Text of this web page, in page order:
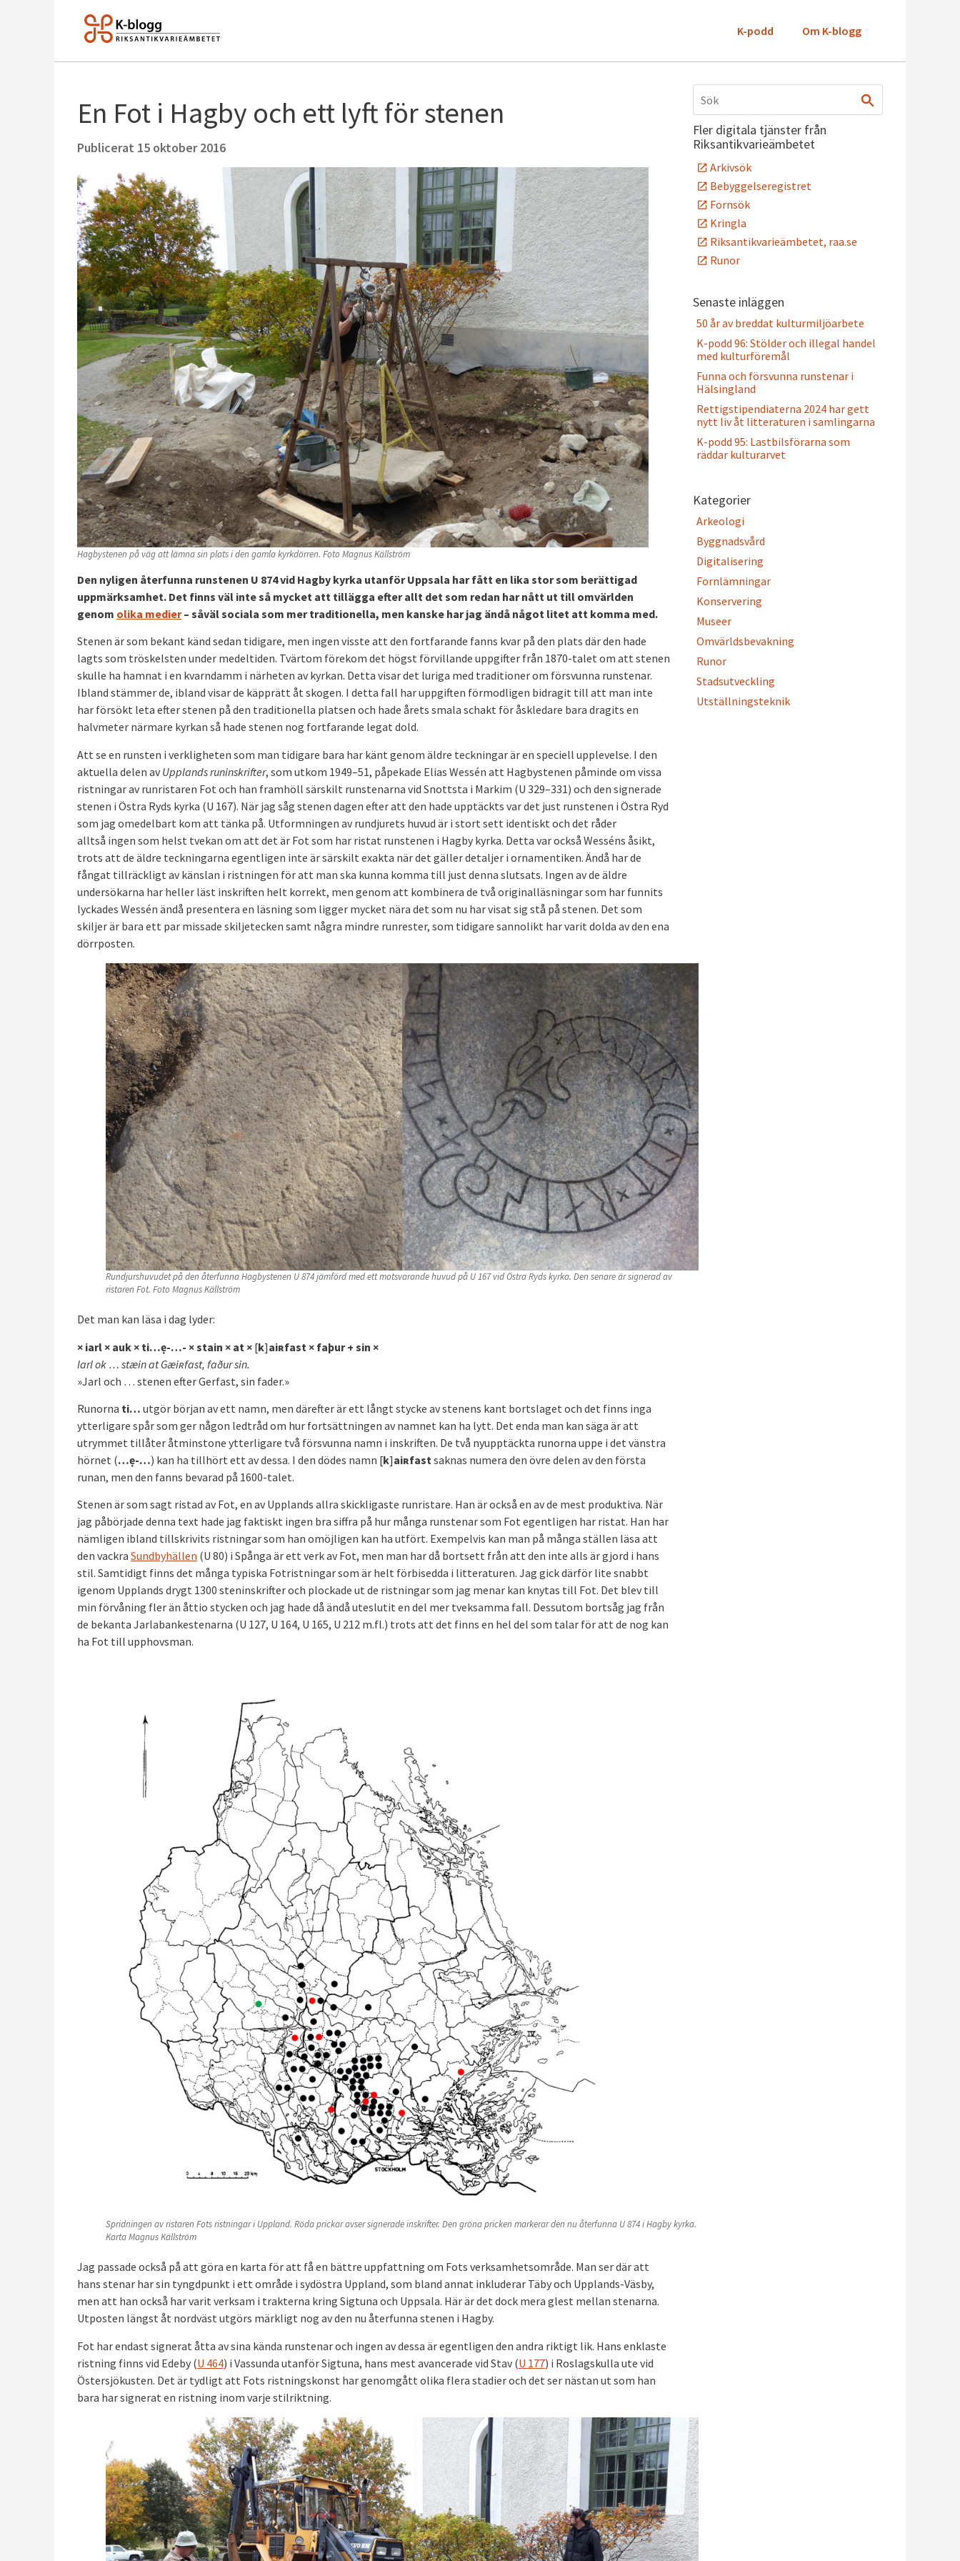
K-podd Om K-blogg
En Fot i Hagby och ett lyft för stenen
Publicerat 15 oktober 2016
Hagbystenen på väg att lämna sin plats i den gamla kyrkdörren. Foto Magnus Källström
Den nyligen återfunna runstenen U 874 vid Hagby kyrka utanför Uppsala har fått en lika stor som berättigad
uppmärksamhet. Det finns väl inte så mycket att tillägga efter allt det som redan har nått ut till omvärlden
genom olika medier– såväl sociala som mer traditionella, men kanske har jag ändå något litet att komma med.
Stenen är som bekant känd sedan tidigare, men ingen visste att den fortfarande fanns kvar på den plats där den hade
lagts som tröskelsten under medeltiden. Tvärtom förekom det högst förvillande uppgifter från 1870-talet om att stenen
skulle ha hamnat i en kvarndamm i närheten av kyrkan. Detta visar det luriga med traditioner om försvunna runstenar.
Ibland stämmer de, ibland visar de käpprätt åt skogen. I detta fall har uppgiften förmodligen bidragit till att man inte
har försökt leta efter stenen på den traditionella platsen och hade årets smala schakt för åskledare bara dragits en
halvmeter närmare kyrkan så hade stenen nog fortfarande legat dold.
Att se en runsten i verkligheten som man tidigare bara har känt genom äldre teckningar är en speciell upplevelse. I den
aktuella delen av Upplands runinskrifter, som utkom 1949–51, påpekade Elias Wessén att Hagbystenen påminde om vissa
ristningar av runristaren Fot och han framhöll särskilt runstenarna vid Snottsta i Markim (U 329–331) och den signerade
stenen i Östra Ryds kyrka (U 167). När jag såg stenen dagen efter att den hade upptäckts var det just runstenen i Östra Ryd
som jag omedelbart kom att tänka på. Utformningen av rundjurets huvud är i stort sett identiskt och det råder
alltså ingen som helst tvekan om att det är Fot som har ristat runstenen i Hagby kyrka. Detta var också Wesséns åsikt,
trots att de äldre teckningarna egentligen inte är särskilt exakta när det gäller detaljer i ornamentiken. Ändå har de
fångat tillräckligt av känslan i ristningen för att man ska kunna komma till just denna slutsats. Ingen av de äldre
undersökarna har heller läst inskriften helt korrekt, men genom att kombinera de två originalläsningar som har funnits
lyckades Wessén ändå presentera en läsning som ligger mycket nära det som nu har visat sig stå på stenen. Det som
skiljer är bara ett par missade skiljetecken samt några mindre runrester, som tidigare sannolikt har varit dolda av den ena
dörrposten.
Rundjurshuvudet på den återfunna Hagbystenen U 874 jämförd med ett motsvarande huvud på U 167 vid Östra Ryds kyrka. Den senare är signerad av
ristaren Fot. Foto Magnus Källström
Det man kan läsa i dag lyder:
× iarl × auk × ti…ẹ-…- × stain × at × [k]aiʀfast × faþur + sin ×
Iarl ok … stæin at Gæiʀfast, faður sin.
»Jarl och … stenen efter Gerfast, sin fader.»
Runorna ti… utgör början av ett namn, men därefter är ett långt stycke av stenens kant bortslaget och det finns inga
ytterligare spår som ger någon ledtråd om hur fortsättningen av namnet kan ha lytt. Det enda man kan säga är att
utrymmet tillåter åtminstone ytterligare två försvunna namn i inskriften. De två nyupptäckta runorna uppe i det vänstra
hörnet (…ẹ-…) kan ha tillhört ett av dessa. I den dödes namn [k]aiʀfast saknas numera den övre delen av den första
runan, men den fanns bevarad på 1600-talet.
Stenen är som sagt ristad av Fot, en av Upplands allra skickligaste runristare. Han är också en av de mest produktiva. När
jag påbörjade denna text hade jag faktiskt ingen bra siffra på hur många runstenar som Fot egentligen har ristat. Han har
nämligen ibland tillskrivits ristningar som han omöjligen kan ha utfört. Exempelvis kan man på många ställen läsa att
den vackra Sundbyhällen (U 80) i Spånga är ett verk av Fot, men man har då bortsett från att den inte alls är gjord i hans
stil. Samtidigt finns det många typiska Fotristningar som är helt förbisedda i litteraturen. Jag gick därför lite snabbt
igenom Upplands drygt 1300 steninskrifter och plockade ut de ristningar som jag menar kan knytas till Fot. Det blev till
min förvåning fler än åttio stycken och jag hade då ändå uteslutit en del mer tveksamma fall. Dessutom bortsåg jag från
de bekanta Jarlabankestenarna (U 127, U 164, U 165, U 212 m.fl.) trots att det finns en hel del som talar för att de nog kan
ha Fot till upphovsman.
Spridningen av ristaren Fots ristningar i Uppland. Röda prickar avser signerade inskrifter. Den gröna pricken markerar den nu återfunna U 874 i Hagby kyrka.
Karta Magnus Källström
Jag passade också på att göra en karta för att få en bättre uppfattning om Fots verksamhetsområde. Man ser där att
hans stenar har sin tyngdpunkt i ett område i sydöstra Uppland, som bland annat inkluderar Täby och Upplands-Väsby,
men att han också har varit verksam i trakterna kring Sigtuna och Uppsala. Här är det dock mera glest mellan stenarna.
Utposten längst åt nordväst utgörs märkligt nog av den nu återfunna stenen i Hagby.
Fot har endast signerat åtta av sina kända runstenar och ingen av dessa är egentligen den andra riktigt lik. Hans enklaste
ristning finns vid Edeby (U 464) i Vassunda utanför Sigtuna, hans mest avancerade vid Stav (U 177) i Roslagskulla ute vid
Östersjökusten. Det är tydligt att Fots ristningskonst har genomgått olika flera stadier och det ser nästan ut som han
bara har signerat en ristning inom varje stilriktning.
Fler digitala tjänster från
Riksantikvarieämbetet
Arkivsök
Bebyggelseregistret
Fornsök
Kringla
Riksantikvarieämbetet, raa.se
Runor
Senaste inläggen
50 år av breddat kulturmiljöarbete
K-podd 96: Stölder och illegal handel
med kulturföremål
Funna och försvunna runstenar i
Hälsingland
Rettigstipendiaterna 2024 har gett
nytt liv åt litteraturen i samlingarna
K-podd 95: Lastbilsförarna som
räddar kulturarvet
Kategorier
Arkeologi
Byggnadsvård
Digitalisering
Fornlämningar
Konservering
Museer
Omvärldsbevakning
Runor
Stadsutveckling
Utställningsteknik